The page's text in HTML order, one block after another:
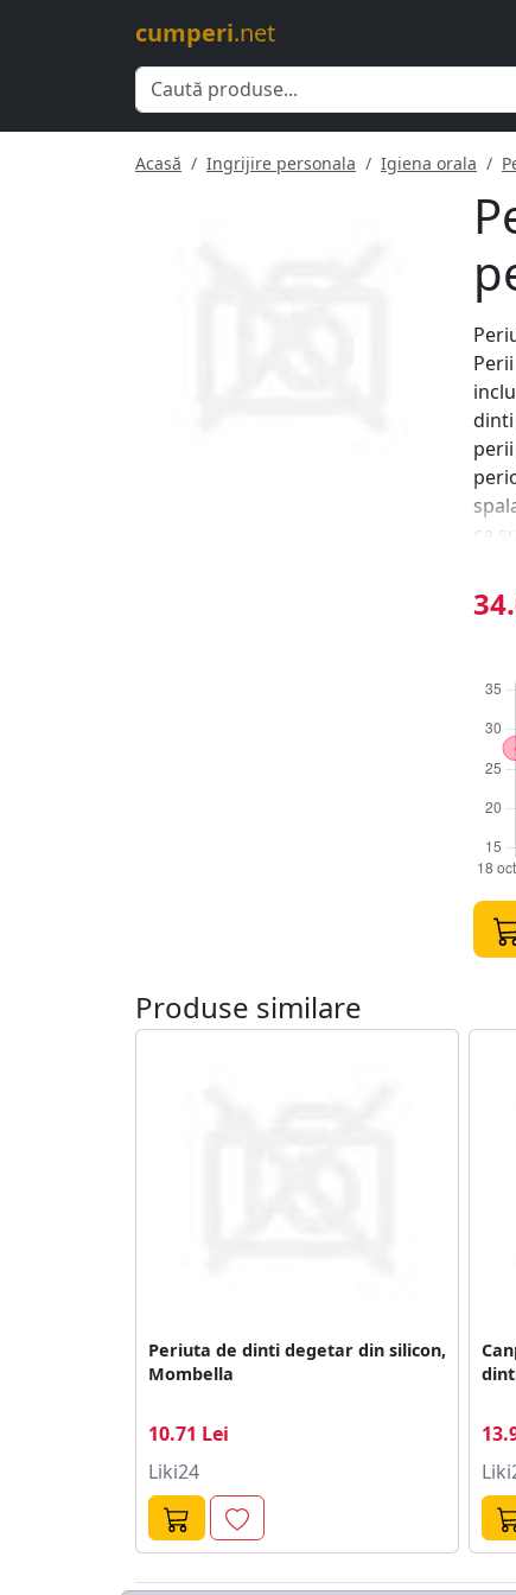
cumperi.net
Acasă Ingrijire personala Igiena orala
dinti
ca
Produse similare
Periuta de dinti degetar din silicon,
Mombella
10.71 Lei
Liki24